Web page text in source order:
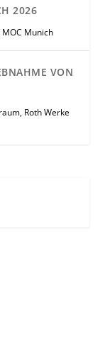
2026
Munich
VON
Roth Werke